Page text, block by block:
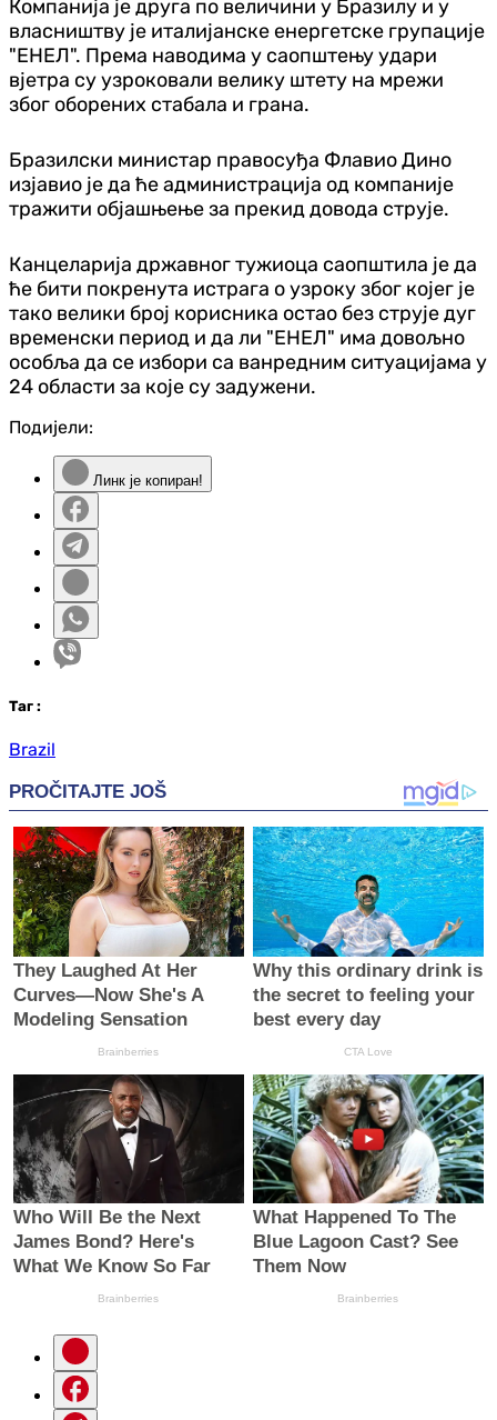
Компанија је друга по величини у Бразилу и у
власништву је италијанске енергетске групације
"ЕНЕЛ". Према наводима у саопштењу удари
вјетра су узроковали велику штету на мрежи
због оборених стабала и грана.
Бразилски министар правосуђа Флавио Дино
изјавио је да ће администрација од компаније
тражити објашњење за прекид довода струје.
Канцеларија државног тужиоца саопштила је да
ће бити покренута истрага о узроку због којег је
тако велики број корисника остао без струје дуг
временски период и да ли "ЕНЕЛ" има довољно
особља да се избори са ванредним ситуацијама у
24 области за које су задужени.
Подијели:
Линк је копиран!
Таг :
Brazil